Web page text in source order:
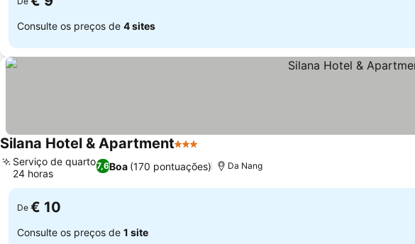
Consulte os preços de 4 sites
Silana Hotel & Apartment3 Estrelas
7,6Boa (170 pontuações)
Serviço de quarto
24 horas
Da Nang
De € 10
Consulte os preços de 1 site